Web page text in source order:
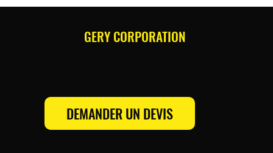
Canalisations amiantées : point sur la
GERY CORPORATION
DEMANDER UN DEVIS